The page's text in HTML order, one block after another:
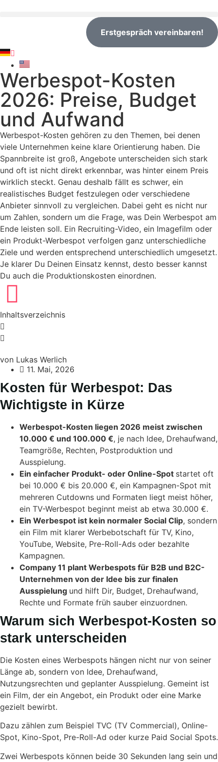
Erstgespräch vereinbaren!
Werbespot-Kosten
2026: Preise, Budget
und Aufwand
Werbespot-Kosten gehören zu den Themen, bei denen
viele Unternehmen keine klare Orientierung haben. Die
Spannbreite ist groß, Angebote unterscheiden sich stark
und oft ist nicht direkt erkennbar, was hinter einem Preis
wirklich steckt. Genau deshalb fällt es schwer, ein
realistisches Budget festzulegen oder verschiedene
Anbieter sinnvoll zu vergleichen. Dabei geht es nicht nur
um Zahlen, sondern um die Frage, was Dein Werbespot am
Ende leisten soll. Ein Recruiting-Video, ein Imagefilm oder
ein Produkt-Werbespot verfolgen ganz unterschiedliche
Ziele und werden entsprechend unterschiedlich umgesetzt.
Je klarer Du Deinen Einsatz kennst, desto besser kannst
Du auch die Produktionskosten einordnen.
Inhaltsverzeichnis
von Lukas Werlich
11. Mai, 2026
Kosten für Werbespot: Das
Wichtigste in Kürze
Werbespot-Kosten liegen 2026 meist zwischen
10.000 € und 100.000 €, je nach Idee, Drehaufwand,
Teamgröße, Rechten, Postproduktion und
Ausspielung.
Ein einfacher Produkt- oder Online-Spot startet oft
bei 10.000 € bis 20.000 €, ein Kampagnen-Spot mit
mehreren Cutdowns und Formaten liegt meist höher,
ein TV-Werbespot beginnt meist ab etwa 30.000 €.
Ein Werbespot ist kein normaler Social Clip, sondern
ein Film mit klarer Werbebotschaft für TV, Kino,
YouTube, Website, Pre-Roll-Ads oder bezahlte
Kampagnen.
Company 11 plant Werbespots für B2B und B2C-
Unternehmen von der Idee bis zur finalen
Ausspielung und hilft Dir, Budget, Drehaufwand,
Rechte und Formate früh sauber einzuordnen.
Warum sich Werbespot-Kosten so
stark unterscheiden
Die Kosten eines Werbespots hängen nicht nur von seiner
Länge ab, sondern von Idee, Drehaufwand,
Nutzungsrechten und geplanter Ausspielung. Gemeint ist
ein Film, der ein Angebot, ein Produkt oder eine Marke
gezielt bewirbt.
Dazu zählen zum Beispiel TVC (TV Commercial), Online-
Spot, Kino-Spot, Pre-Roll-Ad oder kurze Paid Social Spots.
Zwei Werbespots können beide 30 Sekunden lang sein und